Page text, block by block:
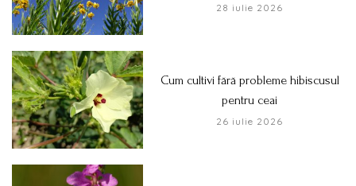
28 iulie 2026
Cum cultivi fără probleme hibiscusul
pentru ceai
26 iulie 2026